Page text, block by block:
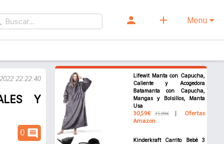
person add Menu
22:22:40
Y
0 comment
Lifewit Manta con Capucha,
Caliente y Acogedora
Batamanta con Capucha,
Mangas y Bolsillos, Manta
Usa
30,59€ 35,99€ Ofertas
Amazon
Kinderkraft Carrito Bebé 3